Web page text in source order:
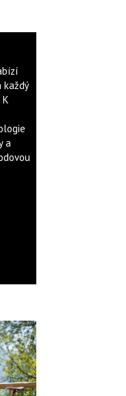
každý
K
a